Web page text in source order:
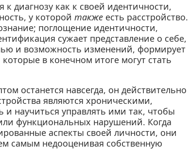
диагнозу как к своей идентичности,
у которой такжеесть расстройство.
поглощение идентичности,
сужает представление о себе,
и возможность изменений, формирует
в конечном итоге могут стать
останется навсегда, он действительно
являются хроническими,
научиться управлять ими так, чтобы
функциональных нарушений. Когда
аспекты своей личности, они
самым недооценивая собственную